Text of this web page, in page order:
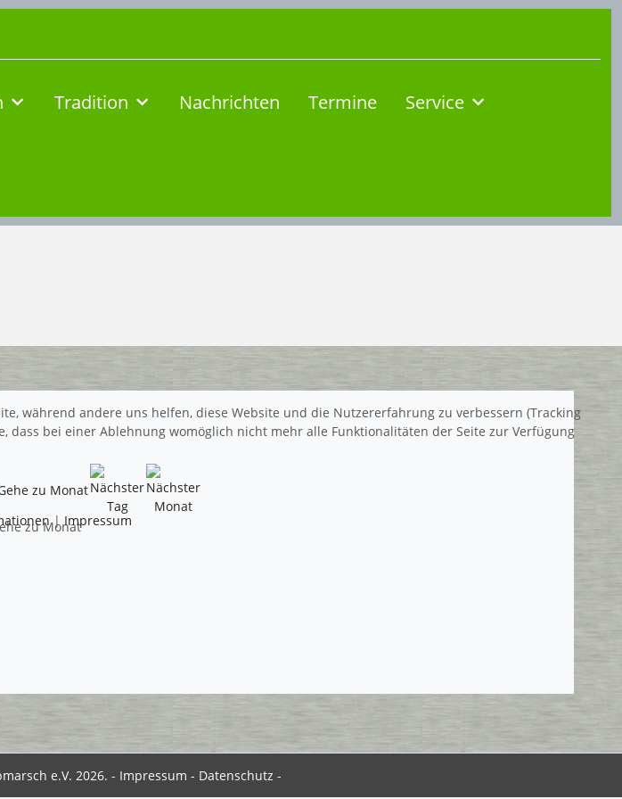
Tradition Nachrichten Termine Service
zu Monat
e.V. 2026. - Impressum - Datenschutz -
während andere uns helfen, diese Website und die Nutzererfahrung zu verbessern (Tracking
dass bei einer Ablehnung womöglich nicht mehr alle Funktionalitäten der Seite zur Verfügung
| Impressum